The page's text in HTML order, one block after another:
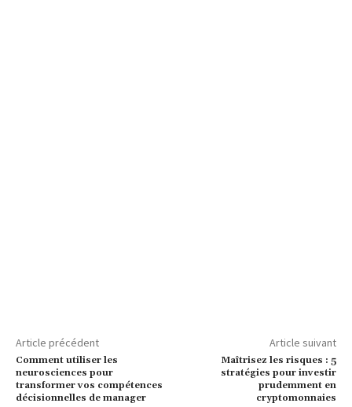
Article précédent
Comment utiliser les
neurosciences pour
transformer vos compétences
décisionnelles de manager
Article suivant
Maîtrisez les risques : 5
stratégies pour investir
prudemment en
cryptomonnaies